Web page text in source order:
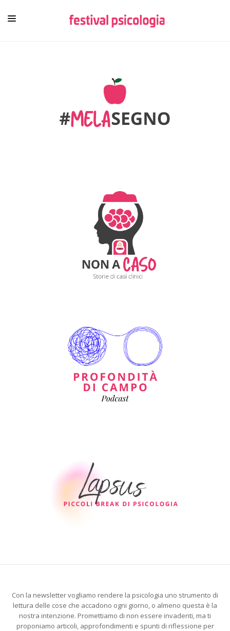
Con la newsletter vogliamo rendere la psicologia uno strumento di
lettura delle cose che accadono ogni giorno, o almeno questa è la
nostra intenzione. Promettiamo di non essere invadenti, ma ti
proponiamo articoli, approfondimenti e spunti di riflessione per